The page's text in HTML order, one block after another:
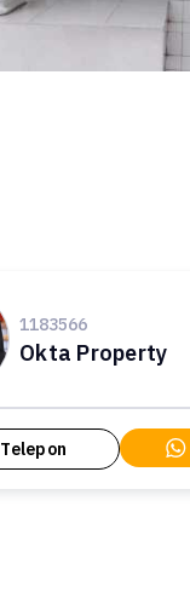
1183566
Okta Property
Telepon